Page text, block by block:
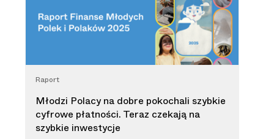
Raport
Młodzi Polacy na dobre pokochali szybkie
cyfrowe płatności. Teraz czekają na
szybkie inwestycje